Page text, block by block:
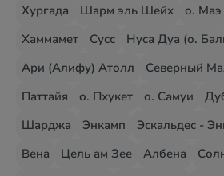
Хургада Шарм эль Шейх о. Маэ
Хаммамет
Сусс
Нуса Дуа (о.
Ари (Алифу) Атолл
Северный
Паттайя
о. Пхукет о. Самуи
Шарджа
Энкамп Эскальдес -
Вена
Цель ам Зее Албена